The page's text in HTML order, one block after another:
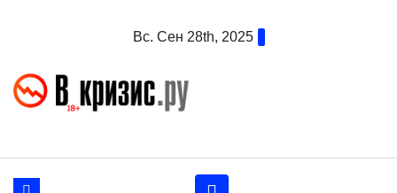
Вс. Сен 28th, 2025